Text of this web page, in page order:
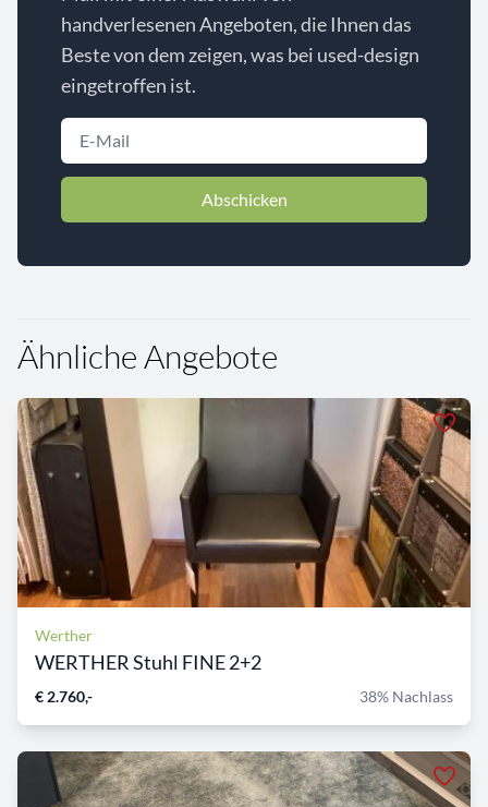
handverlesenen Angeboten, die Ihnen das
Beste von dem zeigen, was bei used-design
eingetroffen ist.
Abschicken
Ähnliche Angebote
Werther
WERTHER Stuhl FINE 2+2
€ 2.760,- 38% Nachlass